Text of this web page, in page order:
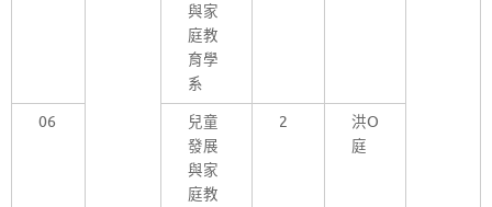
與家
庭教
育學
系
06
兒童
發展
與家
庭教
2
洪O
庭